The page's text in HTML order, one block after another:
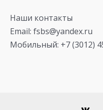
Наши контакты
Email: fsbs@yandex.ru
Мобильный: +7 (3012)